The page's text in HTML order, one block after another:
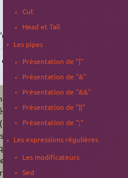
et le système
commandes, qui sont
celui-ci renvoie un certain
on fait souvent
de commande,
de shell), et qui
à tout un éventail
bash, csh, zsh, ksh… qu'il
avec un émulateur de
eterm, gnome-terminal
Cut
Head et Tail
Les pipes
Présentation de "|"
Présentation de "&"
Présentation de "&&"
Présentation de "||"
Présentation de ";"
Les expressions régulières
Les modificateurs
Sed